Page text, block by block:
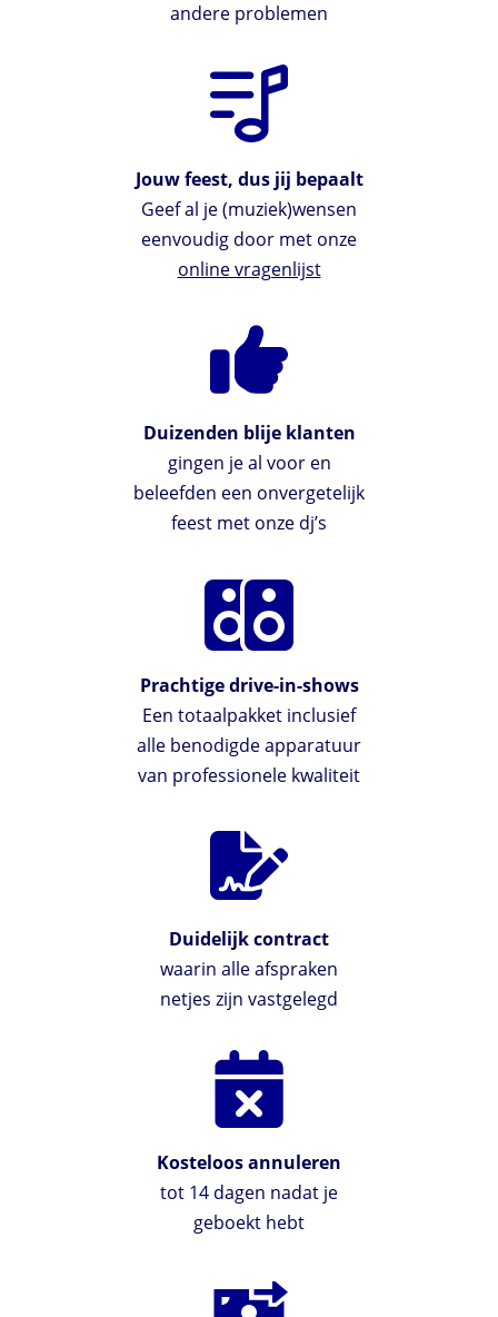
andere problemen
Jouw feest, dus jij bepaalt
Geef al je (muziek)wensen
eenvoudig door met onze
online vragenlijst
Duizenden blije klanten
gingen je al voor en
beleefden een onvergetelijk
feest met onze dj’s
Prachtige drive-in-shows
Een totaalpakket inclusief
alle benodigde apparatuur
van professionele kwaliteit
Duidelijk contract
waarin alle afspraken
netjes zijn vastgelegd
Kosteloos annuleren
tot 14 dagen nadat je
geboekt hebt